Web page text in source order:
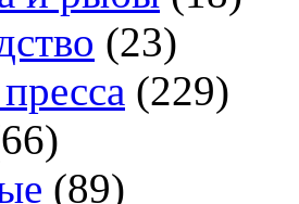
(23)
(229)
(89)